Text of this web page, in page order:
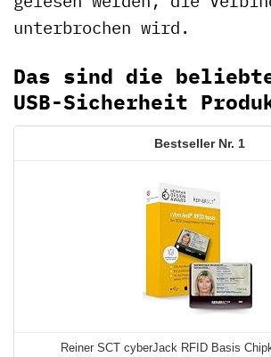
unterbrochen wird.
Das sind die
USB-Sicherheit
1
Reiner SCT cyberJack RFID Basis